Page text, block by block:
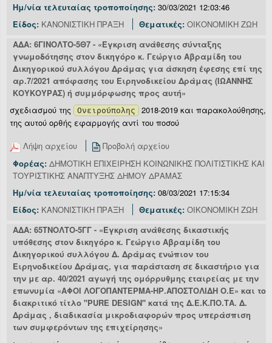
Ημ/νία τελευταίας τροποποίησης: 30/03/2021 12:03:46
Είδος: ΚΑΝΟΝΙΣΤΙΚΗ ΠΡΑΞΗ Θεματικές: ΟΙΚΟΝΟΜΙΚΗ ΖΩΗ
ΑΔΑ: 6ΓΙΝΟΛΤΟ-5Θ7 - «Έγκριση ανάθεσης σύνταξης
γνωμοδότησης στον δικηγόρο κ. Γεώργιο Αβραμίδη του
Δικηγορικού συλλόγου Δράμας για άσκηση έφεσης επί της
αρ.7/2021 απόφασης του Ειρηνοδικείου Δράμας (ΙΩΑΝΝΗΣ
ΚΟΥΚΟΥΡΑΣ) ή συμμόρφωσης προς αυτή»
σχεδιασμού της
Ονειρούπολης
2018-2019 και παρακολούθησης,
της αυτού ορθής εφαρμογής αντί του ποσού
Λήψη αρχείου
Προβολή αρχείου
Φορέας: ΔΗΜΟΤΙΚΗ ΕΠΙΧΕΙΡΗΣΗ ΚΟΙΝΩΝΙΚΗΣ ΠΟΛΙΤΙΣΤΙΚΗΣ ΚΑΙ
ΤΟΥΡΙΣΤΙΚΗΣ ΑΝΑΠΤΥΞΗΣ ΔΗΜΟΥ ΔΡΑΜΑΣ
Ημ/νία τελευταίας τροποποίησης: 08/03/2021 17:15:34
Είδος: ΚΑΝΟΝΙΣΤΙΚΗ ΠΡΑΞΗ Θεματικές: ΟΙΚΟΝΟΜΙΚΗ ΖΩΗ
ΑΔΑ: 65ΤΝΟΛΤΟ-5ΓΓ - «Έγκριση ανάθεσης δικαστικής
υπόθεσης στον δικηγόρο κ. Γεώργιο Αβραμίδη του
Δικηγορικού συλλόγου Δ. Δράμας ενώπιον του
Ειρηνοδικείου Δράμας, για παράσταση σε δικαστήριο για
την με αρ. 40/2021 αγωγή της ομόρρυθμης εταιρείας με την
επωνυμία «ΑΦΟΙ ΛΟΓΟΠΑΝΤΕΡΜΑ-ΗΡ.ΑΠΟΣΤΟΛΙΔΗ Ο.Ε» και το
διακριτικό τίτλο "PURE DESIGN" κατά της Δ.Ε.Κ.ΠΟ.ΤΑ. Δ.
Δράμας , διαδικασία μικροδιαφορών προς υπεράσπιση
των συμφερόντων της επιχείρησης»